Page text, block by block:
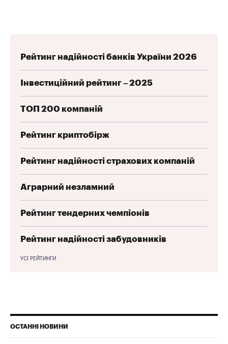
Рейтинг надійності банків України 2026
Інвестиційний рейтинг – 2025
ТОП 200 компаній
Рейтинг криптобірж
Рейтинг надійності страхових компаній
Аграрний незламний
Рейтинг тендерних чемпіонів
Рейтинг надійності забудовників
УСІ РЕЙТИНГИ
ОСТАННІ НОВИНИ